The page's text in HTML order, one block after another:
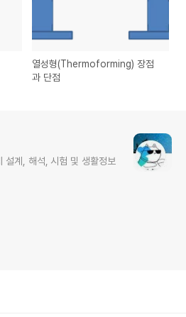
열성형(Thermoforming) 장점
과 단점
설계, 해석, 시험 및 생활정보